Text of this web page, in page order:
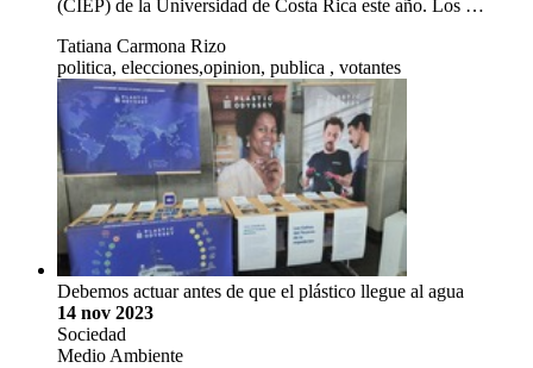
(CIEP) de la Universidad de Costa Rica este año. Los …
Tatiana Carmona Rizo
politica, elecciones,opinion, publica , votantes
Debemos actuar antes de que el plástico llegue al agua
14 nov 2023
Sociedad
Medio Ambiente